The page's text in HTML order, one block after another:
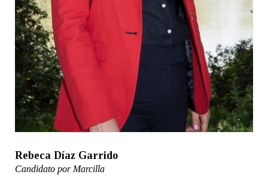
Rebeca Díaz Garrido
Candidato por Marcilla